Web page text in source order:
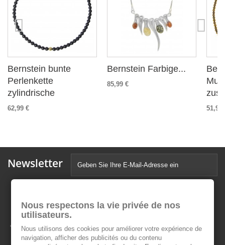
Bernstein bunte
Perlenkette
zylindrische
62,99 €
Bernstein Farbige...
85,99 €
51,99
Newsletter
Nous respectons la vie privée de nos
utilisateurs.
Nous utilisons des cookies pour améliorer votre expérience de
navigation, afficher des publicités ou du contenu